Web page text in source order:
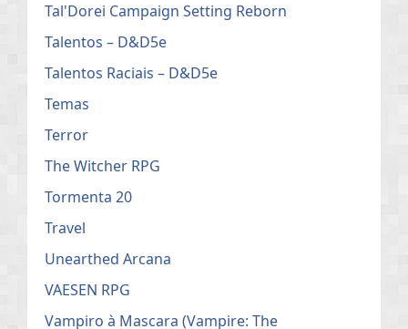
Tal'Dorei Campaign Setting Reborn
Talentos – D&D5e
Talentos Raciais – D&D5e
Temas
Terror
The Witcher RPG
Tormenta 20
Travel
Unearthed Arcana
VAESEN RPG
Vampiro à Mascara (Vampire: The